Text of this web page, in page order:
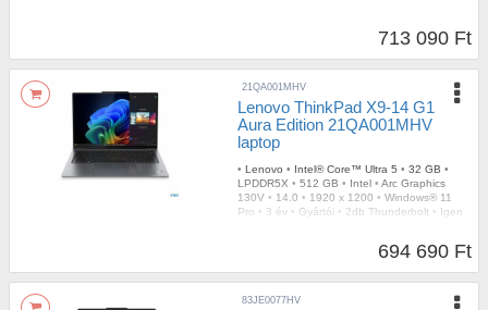
713 090 Ft
21QA001MHV
Lenovo ThinkPad X9-14 G1
Aura Edition 21QA001MHV
laptop
• Lenovo • Intel® Core™ Ultra 5 • 32 GB •
LPDDR5X • 512 GB • Intel • Arc Graphics
130V • 14.0 • 1920 x 1200 • Windows® 11
Pro • 3 év • Gyártói • 2db Thunderbolt • Igen
694 690 Ft
83JE0077HV